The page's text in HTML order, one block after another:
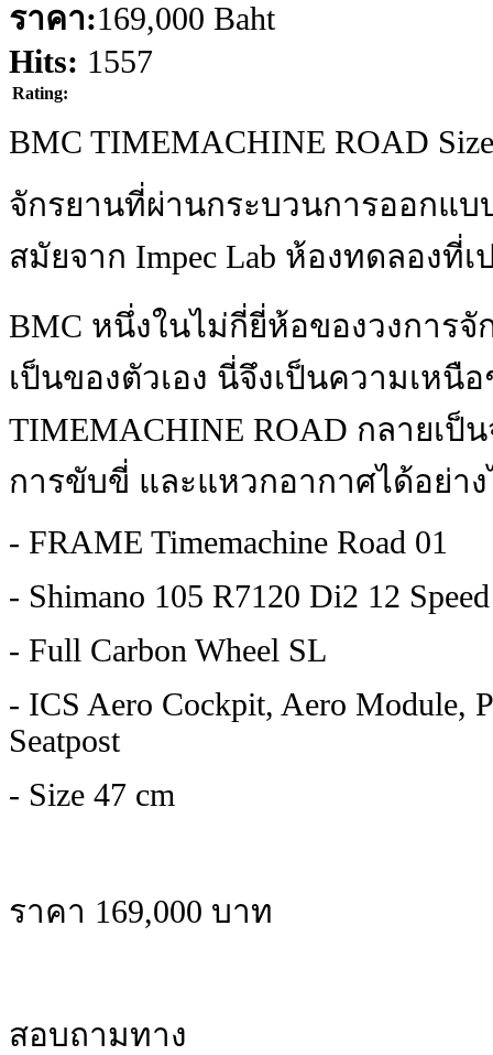
ราคา:169,000 Baht
Hits: 1557
Rating:
BMC TIMEMACHINE ROAD
จักรยานที่ผ่านกระบวนการออกแ
สมัยจาก Impec Lab ห้องทดลองที่
BMC หนึ่งในไม่กี่ยี่ห้อของวงการ
เป็นของตัวเอง นี่จึงเป็นความเหนื
TIMEMACHINE ROAD กลายเ
การขับขี่ และแหวกอากาศได้อย่า
- FRAME Timemachine Road 01
- Shimano 105 R7120 Di2 12 Speed
- Full Carbon Wheel SL
- ICS Aero Cockpit, Aero Module,
Seatpost
- Size 47 cm
ราคา 169,000 บาท
สอบถามทาง